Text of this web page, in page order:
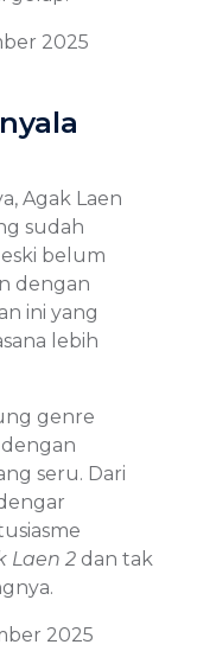
2025
Agak Laen
sudah
belum
dengan
ini yang
lebih
genre
seru. Dari
Laen 2 dan tak
2025